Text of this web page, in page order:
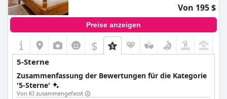
Von 195 $
Preise anzeigen
$
5-Sterne
Zusammenfassung der Bewertungen für die Kategorie
'5-Sterne'
Von KI zusammengefasst